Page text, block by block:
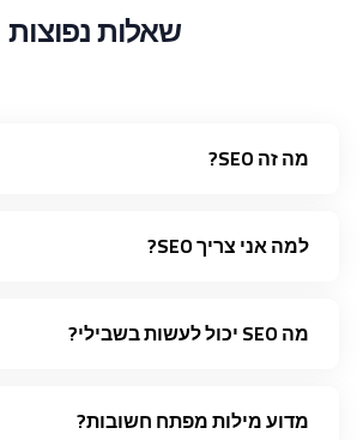
שאלות נפוצות
מה זה SEO?
למה אני צריך SEO?
מה SEO יכול לעשות בשבילי?
מדוע מילות מפתח חשובות?